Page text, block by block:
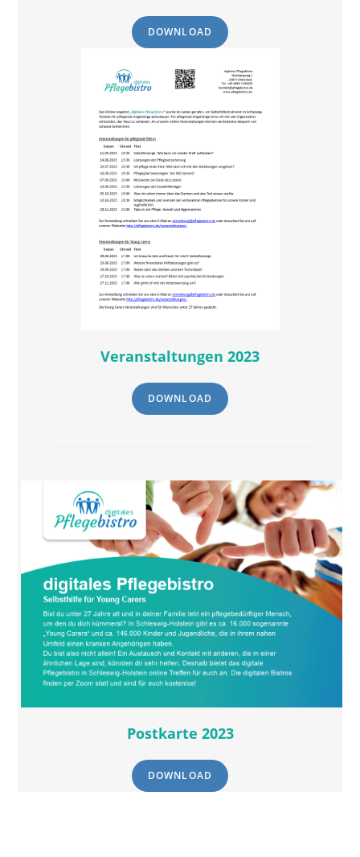
DOWNLOAD
Veranstaltungen 2023
DOWNLOAD
Postkarte 2023
DOWNLOAD